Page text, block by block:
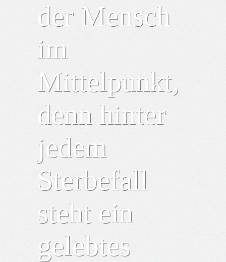
der Mensch
im
Mittelpunkt,
denn hinter
jedem
Sterbefall
steht ein
gelebtes